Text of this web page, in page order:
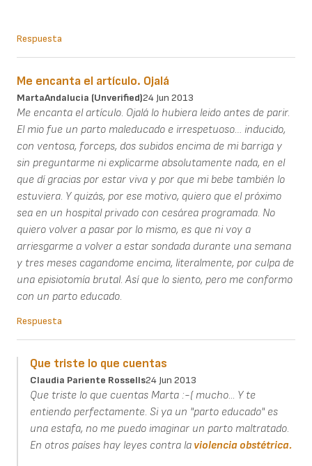
Respuesta
Me encanta el artículo. Ojalá
MartaAndalucia (unverified)24 Jun 2013
Me encanta el artículo. Ojalá lo hubiera leido antes de parir.
El mio fue un parto maleducado e irrespetuoso… inducido,
con ventosa, forceps, dos subidos encima de mi barriga y
sin preguntarme ni explicarme absolutamente nada, en el
que dí gracias por estar viva y por que mi bebe también lo
estuviera. Y quizás, por ese motivo, quiero que el próximo
sea en un hospital privado con cesárea programada. No
quiero volver a pasar por lo mismo, es que ni voy a
arriesgarme a volver a estar sondada durante una semana
y tres meses cagandome encima, literalmente, por culpa de
una episiotomía brutal. Así que lo siento, pero me conformo
con un parto educado.
Respuesta
Que triste lo que cuentas
Claudia Pariente Rossells24 Jun 2013
Que triste lo que cuentas Marta :-( mucho... Y te
entiendo perfectamente. Si ya un "parto educado" es
una estafa, no me puedo imaginar un parto maltratado.
En otros países hay leyes contra laviolencia obstétrica.